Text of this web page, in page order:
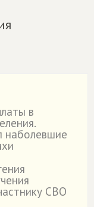
в
наболевшие
СВО